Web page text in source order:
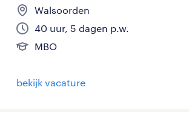
Walsoorden
40 uur, 5 dagen p.w.
MBO
bekijk vacature